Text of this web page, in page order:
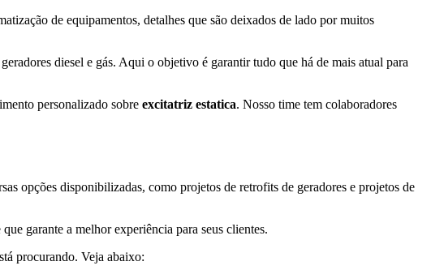
de equipamentos, detalhes que são deixados de lado por muitos
diesel e gás. Aqui o objetivo é garantir tudo que há de mais atual para
personalizado sobre excitatriz estatica. Nosso time tem colaboradores
opções disponibilizadas, como projetos de retrofits de geradores e projetos de
garante a melhor experiência para seus clientes.
procurando. Veja abaixo: